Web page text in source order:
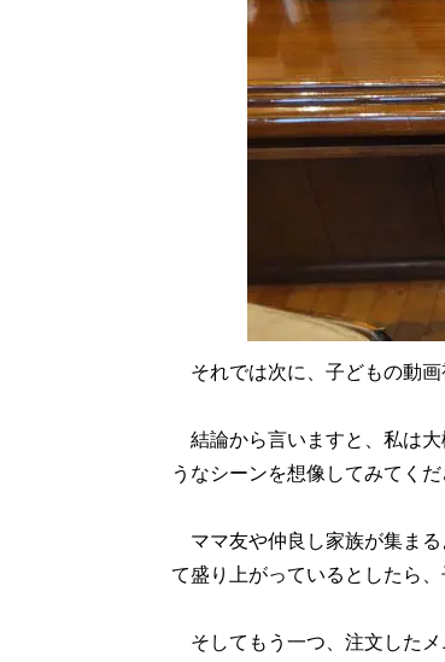
それでは次に、子どもの動画
結論から言いますと、私は大
うなシーンを想像してみてくだ
ママ友や仲良し家族が集まる
て盛り上がっているとしたら
そしてもう一つ、注文したメ